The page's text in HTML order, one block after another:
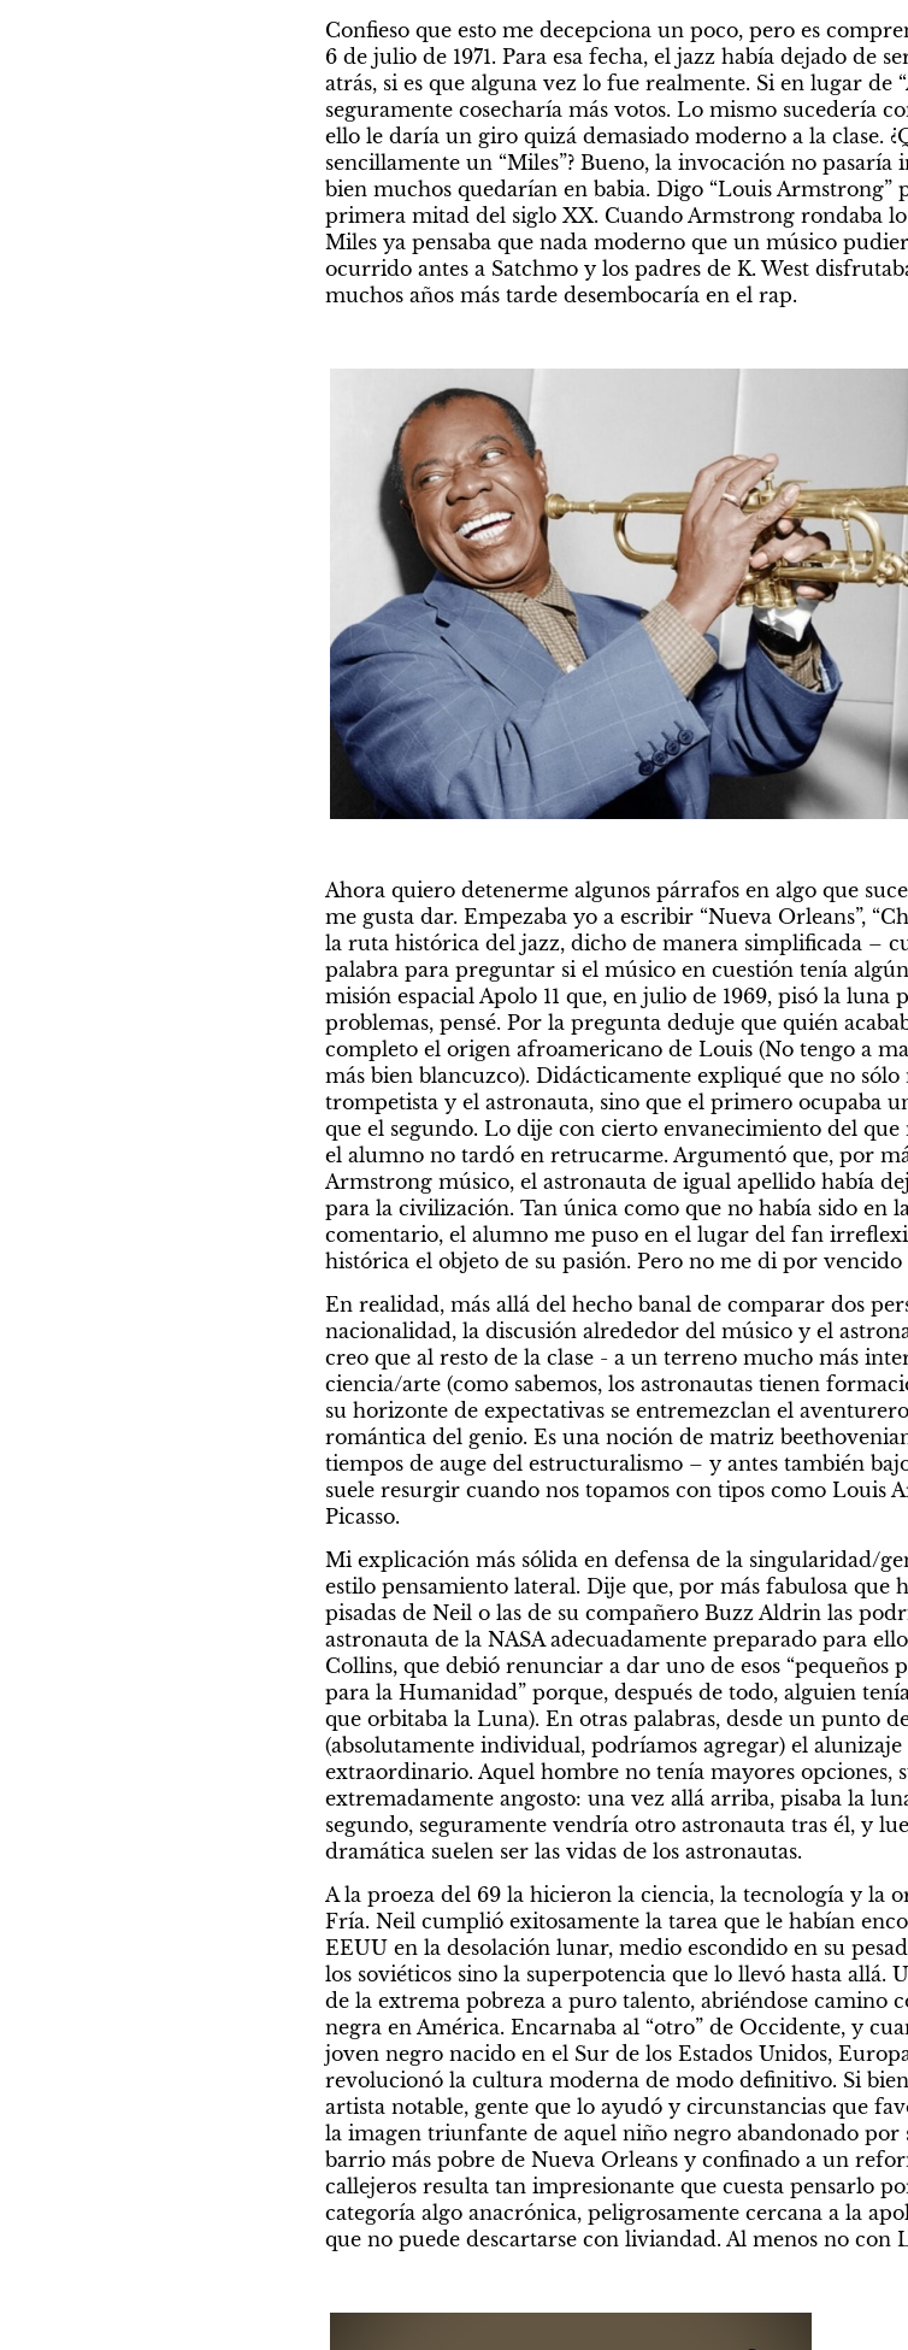
Confieso que esto me decepciona un poco, pero es
6 de julio de 1971. Para esa fecha, el jazz había dejado de
atrás, si es que alguna vez lo fue realmente. Si en lugar de
seguramente cosecharía más votos. Lo mismo sucedería
ello le daría un giro quizá demasiado moderno a la clase.
sencillamente un “Miles”? Bueno, la invocación no
bien muchos quedarían en babia. Digo “Louis
primera mitad del siglo XX. Cuando Armstrong rondaba
Miles ya pensaba que nada moderno que un músico
ocurrido antes a Satchmo y los padres de K. West
muchos años más tarde desembocaría en el rap.
Ahora quiero detenerme algunos párrafos en algo que
me gusta dar. Empezaba yo a escribir “Nueva Orleans”,
la ruta histórica del jazz, dicho de manera simplificada –
palabra para preguntar si el músico en cuestión tenía
misión espacial Apolo 11 que, en julio de 1969, pisó la
problemas, pensé. Por la pregunta deduje que quién
completo el origen afroamericano de Louis (No tengo a
más bien blancuzco). Didácticamente expliqué que no
trompetista y el astronauta, sino que el primero ocupaba
que el segundo. Lo dije con cierto envanecimiento del
el alumno no tardó en retrucarme. Argumentó que, por
Armstrong músico, el astronauta de igual apellido había
para la civilización. Tan única como que no había sido en
comentario, el alumno me puso en el lugar del fan
histórica el objeto de su pasión. Pero no me di por
En realidad, más allá del hecho banal de comparar dos
nacionalidad, la discusión alrededor del músico y el
creo que al resto de la clase - a un terreno mucho más
ciencia/arte (como sabemos, los astronautas tienen
su horizonte de expectativas se entremezclan el
romántica del genio. Es una noción de matriz
tiempos de auge del estructuralismo – y antes también
suele resurgir cuando nos topamos con tipos como Louis
Picasso.
Mi explicación más sólida en defensa de la singularidad/
estilo pensamiento lateral. Dije que, por más fabulosa que
pisadas de Neil o las de su compañero Buzz Aldrin las
astronauta de la NASA adecuadamente preparado para
Collins, que debió renunciar a dar uno de esos “pequeños
para la Humanidad” porque, después de todo, alguien
que orbitaba la Luna). En otras palabras, desde un punto
(absolutamente individual, podríamos agregar) el
extraordinario. Aquel hombre no tenía mayores opciones,
extremadamente angosto: una vez allá arriba, pisaba la
segundo, seguramente vendría otro astronauta tras él, y
dramática suelen ser las vidas de los astronautas.
A la proeza del 69 la hicieron la ciencia, la tecnología y la
Fría. Neil cumplió exitosamente la tarea que le habían
EEUU en la desolación lunar, medio escondido en su
los soviéticos sino la superpotencia que lo llevó hasta allá.
de la extrema pobreza a puro talento, abriéndose camino
negra en América. Encarnaba al “otro” de Occidente, y
joven negro nacido en el Sur de los Estados Unidos,
revolucionó la cultura moderna de modo definitivo. Si
artista notable, gente que lo ayudó y circunstancias que
la imagen triunfante de aquel niño negro abandonado por
barrio más pobre de Nueva Orleans y confinado a un
callejeros resulta tan impresionante que cuesta pensarlo
categoría algo anacrónica, peligrosamente cercana a la
que no puede descartarse con liviandad. Al menos no con